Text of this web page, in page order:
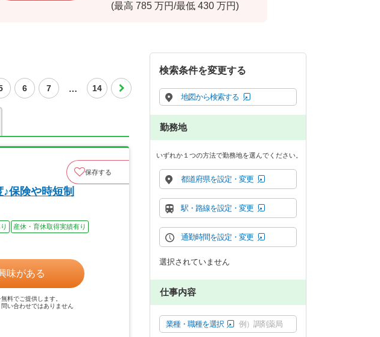
(最高 785 万円/最低 430 万円)
6 7 … 14
保存する
保険や時短制
産休・育休取得実績有り
味がある
料でご提供します。
い合わせではありません
検索条件を変更する
地図から検索する
勤務地
いずれか１つの方法で勤務地を選んでください。
都道府県を設定・変更
駅・路線を設定・変更
通勤時間を設定・変更
選択されていません
仕事内容
業種・職種を選択 例）調剤薬局